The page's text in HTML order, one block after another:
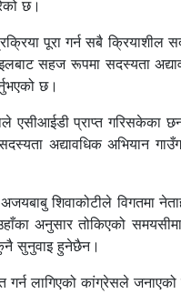
छ।
पूरा गर्न सबै क्रियाशील
सहज रूपमा सदस्यता
छ।
एसीआईडी प्राप्त
अद्यावधिक अभियान
शिवाकोटीले विगतमा
अनुसार तोकिएको
सुनुवाइ हुनेछैन।
लागिएको कांग्रेसले